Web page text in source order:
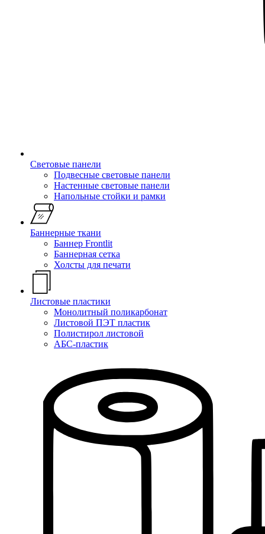
Световые панели
Подвесные световые панели
Настенные световые панели
Напольные стойки и рамки
Баннерные ткани
Баннер Frontlit
Баннерная сетка
Холсты для печати
Листовые пластики
Монолитный поликарбонат
Листовой ПЭТ пластик
Полистирол листовой
АБС-пластик